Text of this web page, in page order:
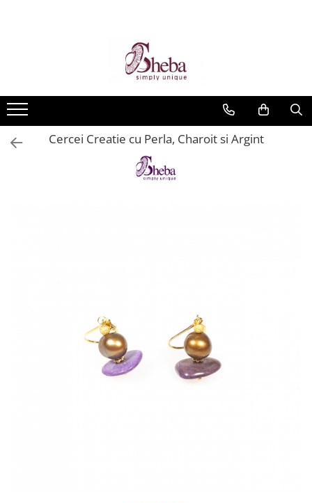
Cercei Creatie cu Perla, Charoit si Argint